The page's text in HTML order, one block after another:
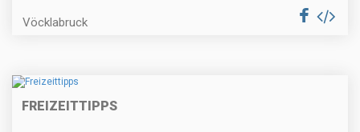
Vöcklabruck
FREIZEITTIPPS